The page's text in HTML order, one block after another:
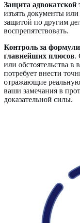
Защита адвокатской
изъять документы
защитой по другим
воспрепятствовать.
Контроль за
главнейших плюсов.
или обстоятельства
потребует внести
отражающие
ваши замечания в
доказательной силы.